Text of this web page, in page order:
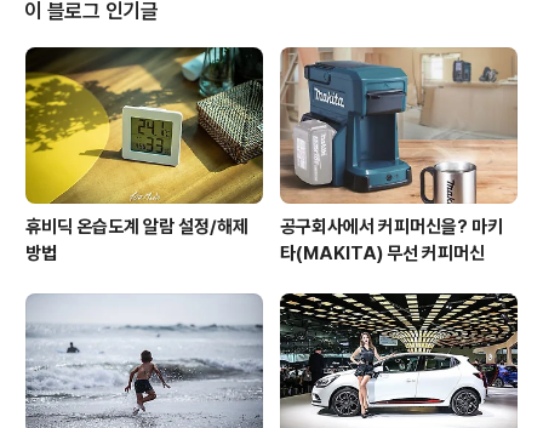
이 완성시킬지는 지켜볼 일이며, 이에 대해서 엇갈린 시선
들이 여전하다. 1. G70, 럭셔리 브랜드의 자리매김 C 클래
스, 3시리즈 급이라는 이야기를 들어오는 G70 은 제네시
스 브랜드로 중형세단에서 제네시스 세단 라인업을 완성하
는 역할을 맡고 ..
이 블로그 인기글
휴비딕 온습도계 알람 설정/해제
방법
공구회사에서 커피머신을? 마키
타(MAKITA) 무선 커피머신